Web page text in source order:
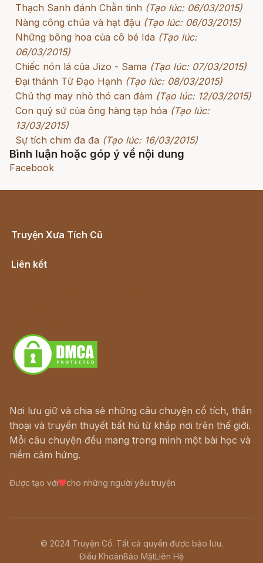
Thạch Sanh đánh Chằn tinh (Tạo lúc: 06/03/2015)
Nàng công chúa và hạt đậu (Tạo lúc: 06/03/2015)
Những bông hoa của cô bé Ida (Tạo lúc:
06/03/2015)
Chiếc nón lá của Jizo - Sama (Tạo lúc: 07/03/2015)
Đại thánh Từ Đạo Hạnh (Tạo lúc: 08/03/2015)
Chú thợ may nhỏ thó can đảm (Tạo lúc: 12/03/2015)
Con quỷ sứ của ông hàng tạp hóa (Tạo lúc:
13/03/2015)
Sự tích chim đa đa (Tạo lúc: 16/03/2015)
Bình luận hoặc góp ý về nội dung
Facebook
Truyện Xưa Tích Cũ
Liên kết
Nơi lưu giữ và chia sẻ những câu chuyện cổ tích, thần
thoại và truyền thuyết bất hủ từ khắp nơi trên thế giới.
Mỗi câu chuyện đều mang trong mình một bài học và
niềm cảm hứng.
Được tạo với cho những người yêu truyện
© 2024 Truyện Cổ. Tất cả quyền được bảo lưu.
Điều KhoảnBảo MậtLiên Hệ